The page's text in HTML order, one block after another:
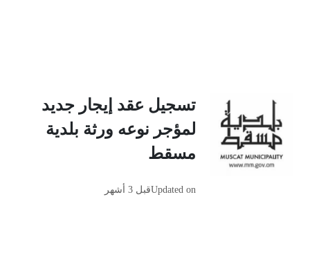
تسجيل عقد إيجار جديد
لمؤجر نوعه ورثة بلدية
مسقط
Updated onقبل 3 أشهر